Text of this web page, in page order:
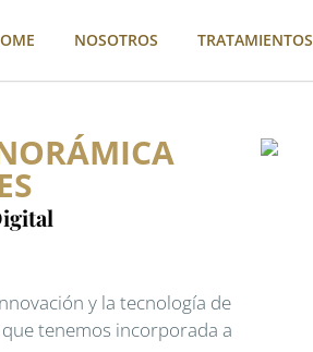
NOSOTROS TRATAMIENTOS
y la tecnología de
tenemos incorporada a